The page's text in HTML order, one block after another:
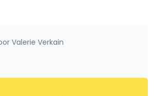
Valerie Verkain